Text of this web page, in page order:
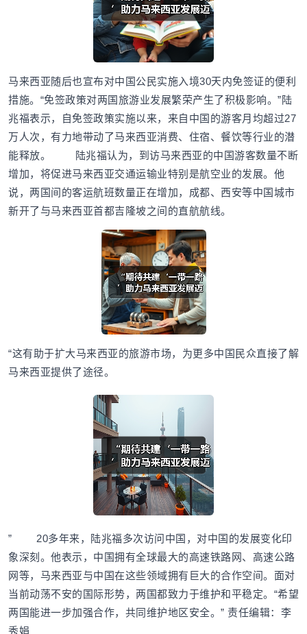
马来西亚随后也宣布对中国公民实施入境30天内免签证的便利
措施。“免签政策对两国旅游业发展繁荣产生了积极影响。”陆
兆福表示，自免签政策实施以来，来自中国的游客月均超过27
万人次，有力地带动了马来西亚消费、住宿、餐饮等行业的潜
能释放。 陆兆福认为，到访马来西亚的中国游客数量不断
增加，将促进马来西亚交通运输业特别是航空业的发展。他
说，两国间的客运航班数量正在增加，成都、西安等中国城市
新开了与马来西亚首都吉隆坡之间的直航航线。
“这有助于扩大马来西亚的旅游市场，为更多中国民众直接了解
马来西亚提供了途径。
” 20多年来，陆兆福多次访问中国，对中国的发展变化印
象深刻。他表示，中国拥有全球最大的高速铁路网、高速公路
网等，马来西亚与中国在这些领域拥有巨大的合作空间。面对
当前动荡不安的国际形势，两国都致力于维护和平稳定。“希望
两国能进一步加强合作，共同维护地区安全。” 责任编辑：李
秀娟